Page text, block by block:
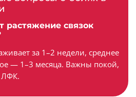
растяжение связок
за 1–2 недели, среднее
— 1–3 месяца. Важны покой,
ЛФК.